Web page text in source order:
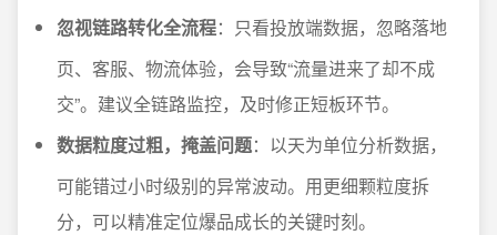
忽视链路转化全流程：只看投放端数据，忽略落地
页、客服、物流体验，会导致“流量进来了却不成
交”。建议全链路监控，及时修正短板环节。
数据粒度过粗，掩盖问题：以天为单位分析数据，
可能错过小时级别的异常波动。用更细颗粒度拆
分，可以精准定位爆品成长的关键时刻。